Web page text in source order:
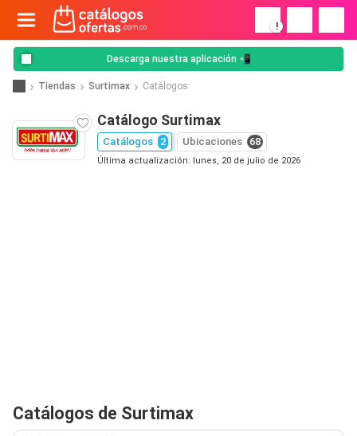
!
Descarga nuestra aplicación 📲
Tiendas Surtimax Catálogos
Catálogo Surtimax
Catálogos 2 Ubicaciones 68
Última actualización: lunes, 20 de julio de 2026
Catálogos de Surtimax